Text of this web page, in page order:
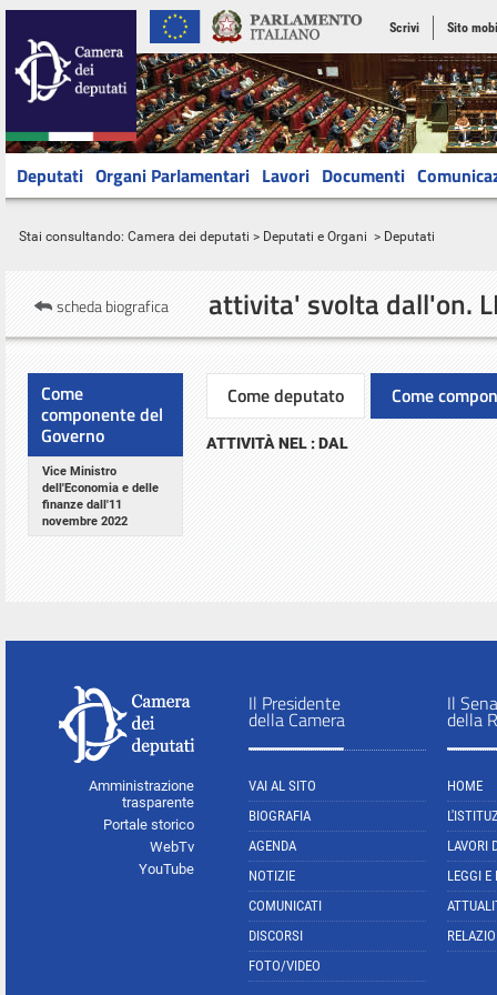
Scrivi Sito
Deputati Organi Parlamentari Lavori Documenti
Stai consultando: Camera dei deputati > Deputati e Organi > Deputati
attivita' svolta dall'on.
scheda biografica
Come deputato Come
Come
componente del
Governo
Vice Ministro
dell'Economia e delle
finanze dall'11
novembre 2022
ATTIVITÀ NEL : DAL
Amministrazione
trasparente
Portale storico
WebTv
YouTube
Il Presidente
della Camera
VAI AL SITO
BIOGRAFIA
AGENDA
NOTIZIE
COMUNICATI
DISCORSI
FOTO/VIDEO
Il
della
HOME
LAVORI
LEGGI E